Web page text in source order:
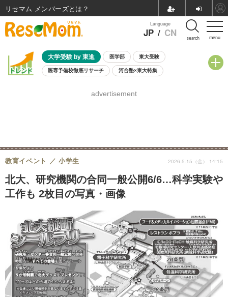
menu
Language
JP / CN search
大学受験 by 東進 医学部 東大受験
医専予備校徹底リサーチ 河合塾×東大特集
8月開催学校説明会・相談会
advertisement
北大、研究機関の合同一般公開6/6…科学実験や
工作も 2枚目の写真・画像
教育イベント 小学生 2026.5.15（金） 14:15
リセマム メンバーズ